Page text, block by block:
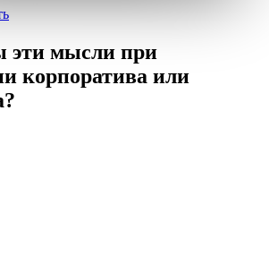
эти мысли при
корпоратива или